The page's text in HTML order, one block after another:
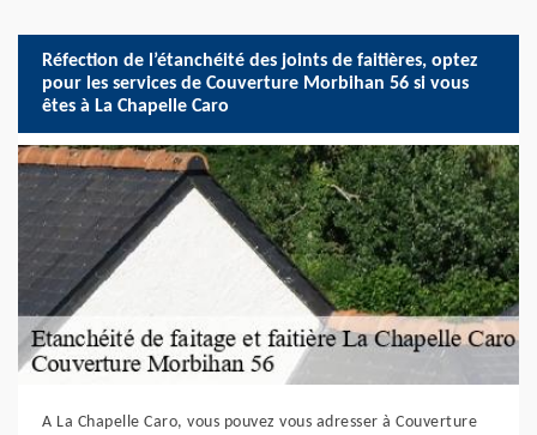
Réfection de l’étanchéité des joints de faitières, optez
pour les services de Couverture Morbihan 56 si vous
êtes à La Chapelle Caro
A La Chapelle Caro, vous pouvez vous adresser à Couverture